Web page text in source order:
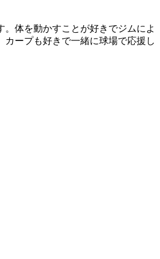
。体を動かすことが好きでジムによ
カープも好きで一緒に球場で応援し